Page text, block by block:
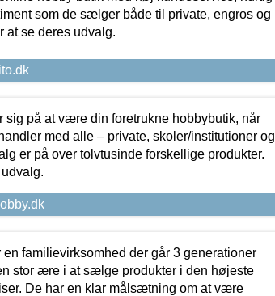
som de sælger både til private, engros og
at se deres udvalg.
på at være din foretrukne hobbybutik, når
med alle – private, skoler/institutioner og
er på over tolvtusinde forskellige produkter.
en familievirksomhed der går 3 generationer
stor ære i at sælge produkter i den højeste
De har en klar målsætning om at være